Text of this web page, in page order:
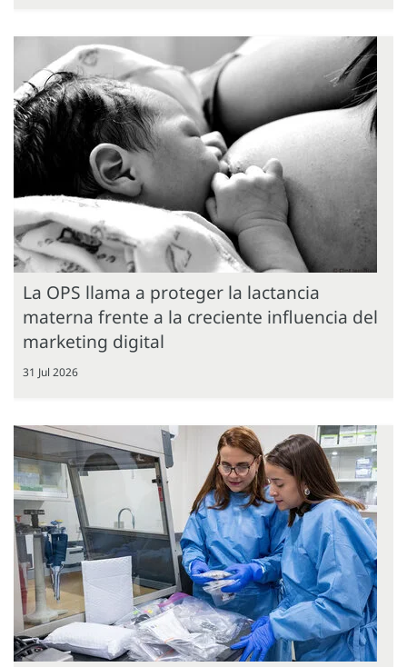
La OPS llama a proteger la lactancia
materna frente a la creciente influencia del
marketing digital
31 Jul 2026